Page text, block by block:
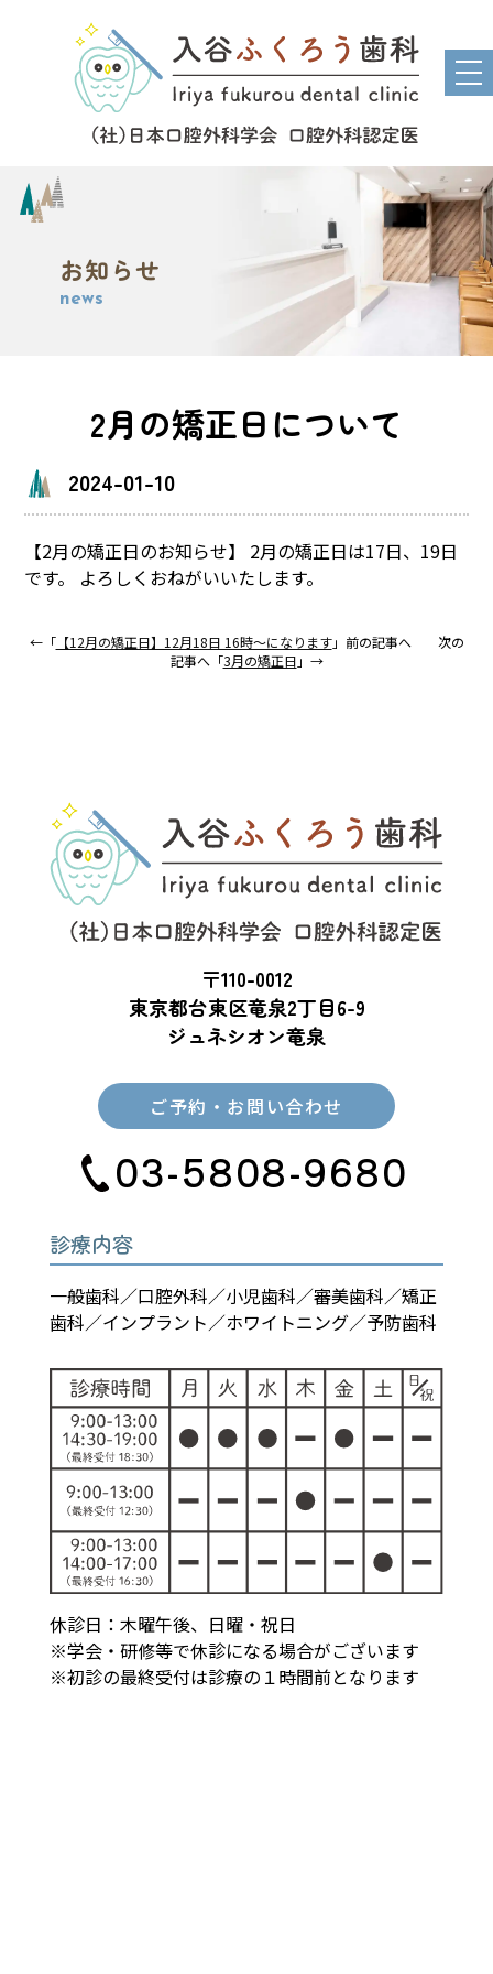
お知らせ
news
2月の矯正日について
2024-01-10
【2月の矯正日のお知らせ】 2月の矯正日は17日、19日
です。 よろしくおねがいいたします。
←「【12月の矯正日】12月18日 16時〜になります」前の記事へ 次の
記事へ「3月の矯正日 」→
〒110-0012
東京都台東区竜泉2丁目6-9
ジュネシオン竜泉
ご予約・お問い合わせ
03-5808-9680
診療内容
一般歯科／口腔外科／小児歯科／審美歯科／矯正
歯科／インプラント／ホワイトニング／予防歯科
休診日：木曜午後、日曜・祝日
※学会・研修等で休診になる場合がございます
※初診の最終受付は診療の１時間前となります